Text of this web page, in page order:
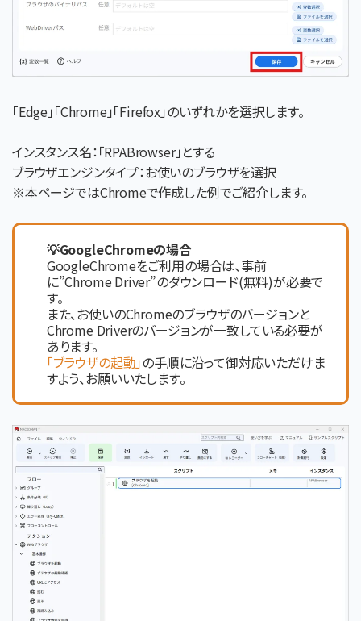
「Edge」「Chrome」「Firefox」のいずれかを選択します。
インスタンス名：「RPABrowser」とする
ブラウザエンジンタイプ：お使いのブラウザを選択
※本ページではChromeで作成した例でご紹介します。
💡GoogleChromeの場合
GoogleChromeをご利用の場合は、事前
に”Chrome Driver”のダウンロード(無料)が必要で
す。
また、お使いのChromeのブラウザのバージョンと
Chrome Driverのバージョンが一致している必要が
あります。
「ブラウザの起動」の手順に沿って御対応いただけま
すよう、お願いいたします。